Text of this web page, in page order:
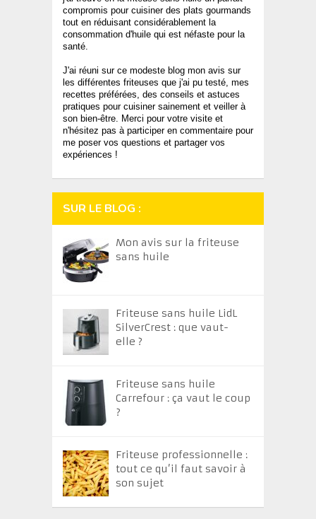
compromis pour cuisiner des plats gourmands
tout en réduisant considérablement la
consommation d'huile qui est néfaste pour la
santé.
J'ai réuni sur ce modeste blog mon avis sur
les différentes friteuses que j'ai pu testé, mes
recettes préférées, des conseils et astuces
pratiques pour cuisiner sainement et veiller à
son bien-être. Merci pour votre visite et
n'hésitez pas à participer en commentaire pour
me poser vos questions et partager vos
expériences !
SUR LE BLOG :
Mon avis sur la friteuse
sans huile
Friteuse sans huile LidL
SilverCrest : que vaut-
elle ?
Friteuse sans huile
Carrefour : ça vaut le coup
?
Friteuse professionnelle :
tout ce qu’il faut savoir à
son sujet